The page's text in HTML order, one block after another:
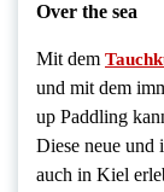
Over the sea
Mit dem
und mit dem
up Paddling
Diese neue und
auch in Kiel